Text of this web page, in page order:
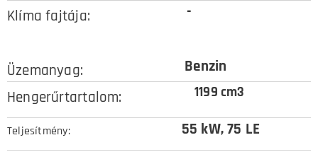
Klíma fajtája:
-
Üzemanyag:
Benzin
Hengerűrtartalom:
1199 cm3
Teljesítmény: 55 kW, 75 LE